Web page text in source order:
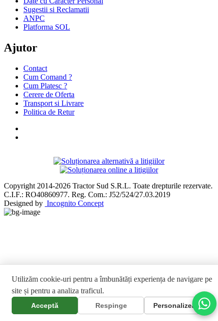
Sugestii si Reclamatii
ANPC
Platforma SOL
Ajutor
Contact
Cum Comand ?
Cum Platesc ?
Cerere de Oferta
Transport si Livrare
Politica de Retur
Utilizăm cookie-uri pentru a îmbunătăți experiența de navigare pe
site și pentru a analiza traficul.
Acceptă Respinge Personalizează
Copyright 2014-2026 Tractor Sud S.R.L. Toate drepturile rezervate.
C.I.F.: RO40860977. Reg. Com.: J52/524/27.03.2019
Designed by Incognito Concept